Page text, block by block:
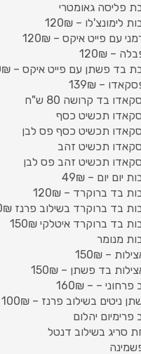
פליסה גאומטרי
לימונצ'לו – 120₪
עם פייט איקס – 120₪
– 120₪
בד פשתן עם פייט איקס – 120₪
– 139₪
בד קרושה 80 ש"ח
תכשיט כסף
תכשיט כסף פס לבן
תכשיט זהב
תכשיט זהב פס לבן
יום יום – 49₪
בד ברוקרד – 120₪
בד ברוקרד בשילוב פרנז 130₪
בד ברוקרד איטלקי 150₪
מנומר
– 150₪
בד פשתן – 150₪
– – 160₪
ניטים בשילוב פרנז – 100₪
פרימיום יהלום
סריג בשילוב דנטל